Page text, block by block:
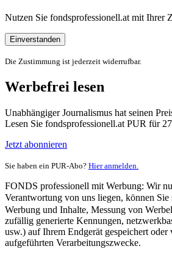
Nutzen Sie fondsprofessionell.at mit Ihrer
Einverstanden
Die Zustimmung ist jederzeit widerrufbar.
Werbefrei lesen
Unabhängiger Journalismus hat seinen
Lesen Sie fondsprofessionell.at PUR für
Jetzt abonnieren
Sie haben ein PUR-Abo? Hier anmelden.
FONDS professionell mit Werbung: Wir
Verantwortung von uns liegen, können Sie
Werbung und Inhalte, Messung von
zufällig generierte Kennungen,
usw.) auf Ihrem Endgerät gespeichert
aufgeführten Verarbeitungszwecke.